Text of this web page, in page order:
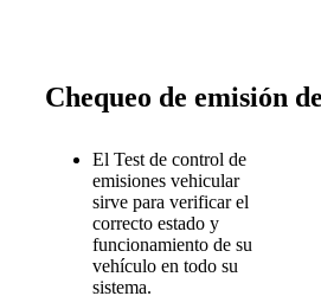
Chequeo de emisión
El Test de control de
emisiones vehicular
sirve para verificar el
correcto estado y
funcionamiento de su
vehículo en todo su
sistema.